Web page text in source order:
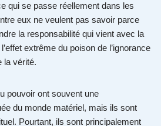
qui se passe réellement dans les
eux ne veulent pas savoir parce
la responsabilité qui vient avec la
extrême du poison de l’ignorance
la vérité.
pouvoir ont souvent une
du monde matériel, mais ils sont
Pourtant, ils sont principalement